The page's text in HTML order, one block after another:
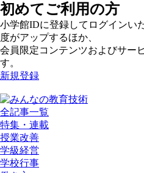
初めてご利用の方
小学館IDに登録してログインい
度がアップするほか、
会員限定コンテンツおよびサー
す。
新規登録
全記事一覧
特集・連載
授業改善
学級経営
学校行事